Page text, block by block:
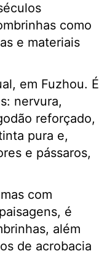
como
e materiais
em Fuzhou. É
nervura,
reforçado,
pura e,
e pássaros,
com
é
além
de acrobacia